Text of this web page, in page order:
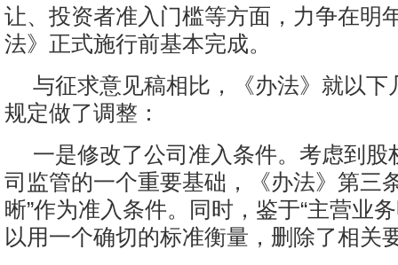
让、投资者准入门槛等方面，力争在明
法》正式施行前基本完成。
与征求意见稿相比，《办法》就以下
规定做了调整：
一是修改了公司准入条件。考虑到股
司监管的一个重要基础，《办法》第三
晰”作为准入条件。同时，鉴于“主营业
以用一个确切的标准衡量，删除了相关